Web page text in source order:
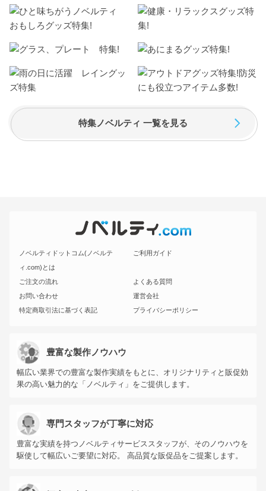
特集ノベルティ 一覧を見る
ノベルティドットコム(ノベルテ
ィ.com)とは
ご利用ガイド
ご注文の流れ
よくある質問
お問い合わせ
運営会社
特定商取引法に基づく表記
プライバシーポリシー
豊富な製作ノウハウ
幅広い業界での豊富な製作実績をもとに、オリジナリティと販促効
果の高い魅力的な「ノベルティ」をご提供します。
専門スタッフが丁寧に対応
豊富な実績を持つノベルティサービススタッフが、そのノウハウを
駆使して幅広いご要望に対応。 高品質な販促品をご提案します。